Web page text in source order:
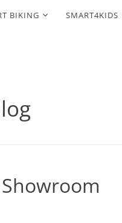
BIKING SMART4KIDS